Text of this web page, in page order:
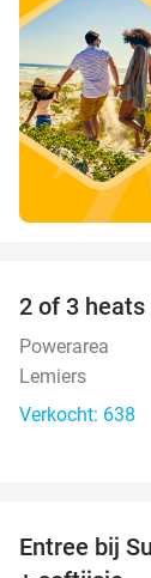
2 of 3
Powerarea
Lemiers
Verkocht: 638
Entree bij